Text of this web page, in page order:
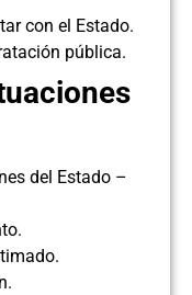
con el Estado.
pública.
del Estado –